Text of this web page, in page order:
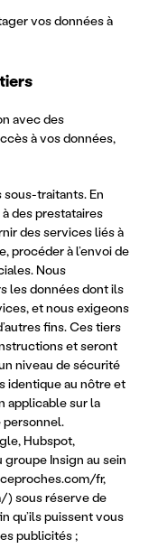
vos données à
avec des
à vos données,
traitants. En
des prestataires
des services liés à
procéder à l’envoi de
Nous
les données dont ils
et nous exigeons
fins. Ces tiers
et seront
niveau de sécurité
identique au nôtre et
applicable sur la
Hubspot,
Insign au sein
fr,
) sous réserve de
qu’ils puissent vous
publicités ;